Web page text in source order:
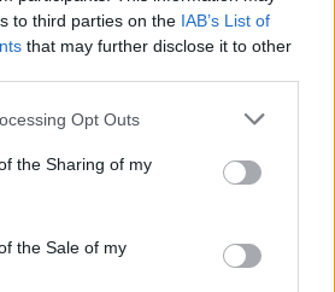
to third parties on the IAB’s List of
that may further disclose it to other
Opt Outs
the Sharing of my
the Sale of my
00:00:57
karštas: temperatūra kils iki
00:00:59
Vilniaus Vakarinis aplinkkelis: